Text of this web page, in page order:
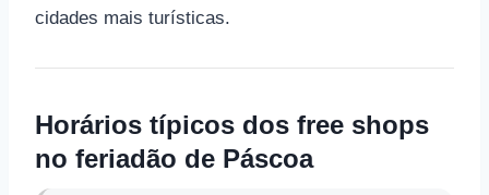
cidades mais turísticas.
Horários típicos dos free shops
no feriadão de Páscoa